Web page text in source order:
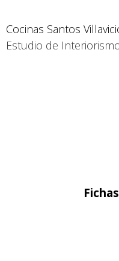
Cocinas Santos
Estudio de